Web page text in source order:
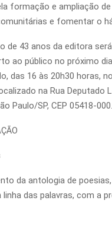
formação e ampliação
e fomentar o
de 43 anos da editora
ao público no próximo
das 16 às 20h30 horas,
na Rua Deputado
Paulo/SP, CEP 05418-000.
da antologia de
das palavras, com a